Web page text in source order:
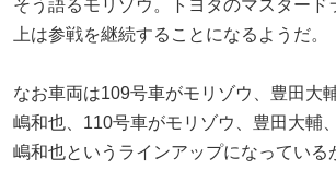
そう語るモリゾウ。トヨタのマスタード
上は参戦を継続することになるようだ。
なお車両は109号車がモリゾウ、豊田大
嶋和也、110号車がモリゾウ、豊田大輔
嶋和也というラインアップになっている